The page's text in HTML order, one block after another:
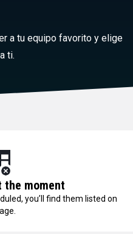
a tu equipo favorito y elige
ti.
the moment
you’ll find them listed on